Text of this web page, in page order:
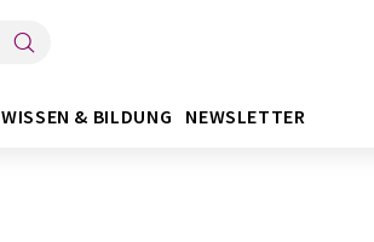
WISSEN & BILDUNG NEWSLETTER